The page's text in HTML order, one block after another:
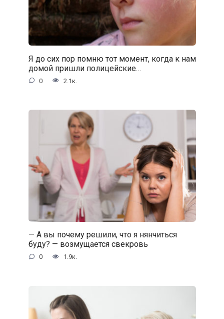
Я до сих пор помню тот момент, когда к нам
домой пришли полицейские…
0 2.1к.
— А вы почему решили, что я нянчиться
буду? — возмущается свекровь
0 1.9к.